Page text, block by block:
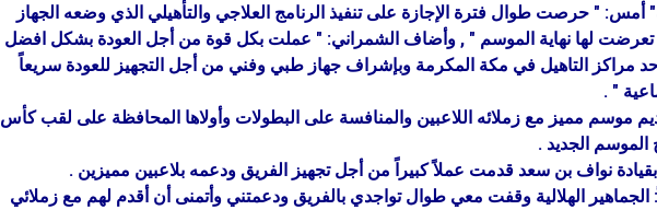
أمس: " حرصت طوال فترة الإجازة على تنفيذ الرنامج العلاجي والتأهيلي الذي وضعه الجهاز
تعرضت لها نهاية الموسم " , وأضاف الشمراني: " عملت بكل قوة من أجل العودة بشكل افضل
مراكز التاهيل في مكة المكرمة وبإشراف جهاز طبي وفني من أجل التجهيز للعودة سريعاً
" .
موسم مميز مع زملائه اللاعبين والمنافسة على البطولات وأولاها المحافظة على لقب كأس
الموسم الجديد .
بقيادة نواف بن سعد قدمت عملاً كبيراً من أجل تجهيز الفريق ودعمه بلاعبين مميزين .
الجماهير الهلالية وقفت معي طوال تواجدي بالفريق ودعمتني وأتمنى أن أقدم لهم مع زملائي